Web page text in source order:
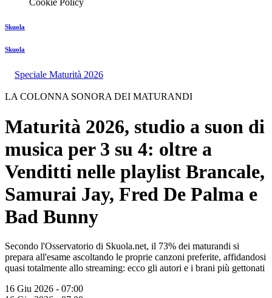
Cookie Policy
Skuola
Skuola
Speciale Maturità 2026
LA COLONNA SONORA DEI MATURANDI
Maturità 2026, studio a suon di
musica per 3 su 4: oltre a
Venditti nelle playlist Brancale,
Samurai Jay, Fred De Palma e
Bad Bunny
Secondo l'Osservatorio di Skuola.net, il 73% dei maturandi si
prepara all'esame ascoltando le proprie canzoni preferite, affidandosi
quasi totalmente allo streaming: ecco gli autori e i brani più gettonati
16 Giu 2026 - 07:00